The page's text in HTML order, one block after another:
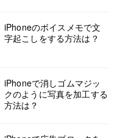
iPhoneのボイスメモで文
字起こしをする方法は？
iPhoneで消しゴムマジッ
クのように写真を加工する
方法は？